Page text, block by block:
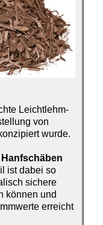
Leichtlehm-
von
wurde.
Hanfschäben
ist dabei so
sichere
können und
erreicht